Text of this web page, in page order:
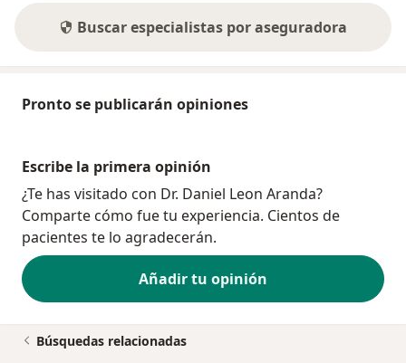
Buscar especialistas por aseguradora
Pronto se publicarán opiniones
Escribe la primera opinión
¿Te has visitado con Dr. Daniel Leon Aranda?
Comparte cómo fue tu experiencia. Cientos de
pacientes te lo agradecerán.
Añadir tu opinión
Búsquedas relacionadas